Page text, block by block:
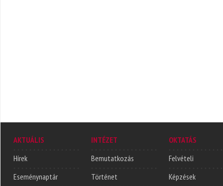
AKTUÁLIS
Hírek
Eseménynaptár
INTÉZET
Bemutatkozás
Történet
OKTATÁS
Felvételi
Képzések